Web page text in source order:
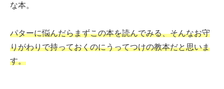
な本。
パターに悩んだらまずこの本を読んでみる、そんなお守
りがわりで持っておくのにうってつけの教本だと思いま
す。